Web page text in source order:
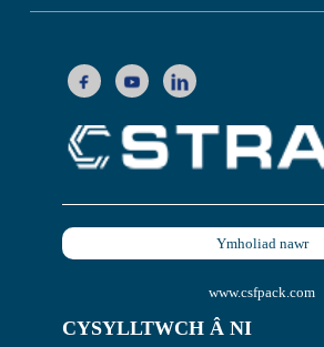
Ymholiad nawr
www.csfpack.com
CYSYLLTWCH Â NI